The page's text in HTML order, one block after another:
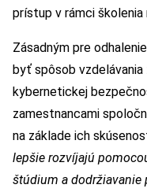
prístup v rámci
Zásadným pre
byť spôsob
kybernetickej
zamestnancami
na základe ich
lepšie rozvíjajú
štúdium a dodržiavanie